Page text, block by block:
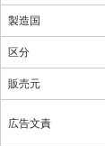
製造国
区分
販売元
広告文責